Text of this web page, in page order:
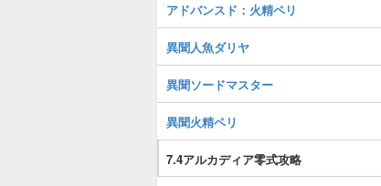
アドバンスド：火精ペリ
異聞人魚ダリヤ
異聞ソードマスター
異聞火精ペリ
7.4アルカディア零式攻略